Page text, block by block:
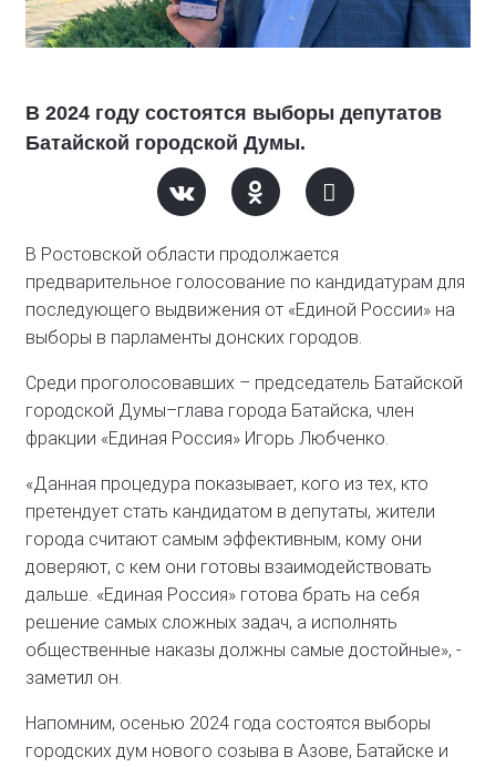
В 2024 году состоятся выборы депутатов
Батайской городской Думы.
В Ростовской области продолжается
предварительное голосование по кандидатурам для
последующего выдвижения от «Единой России» на
выборы в парламенты донских городов.
Среди проголосовавших – председатель Батайской
городской Думы–глава города Батайска, член
фракции «Единая Россия» Игорь Любченко.
«Данная процедура показывает, кого из тех, кто
претендует стать кандидатом в депутаты, жители
города считают самым эффективным, кому они
доверяют, с кем они готовы взаимодействовать
дальше. «Единая Россия» готова брать на себя
решение самых сложных задач, а исполнять
общественные наказы должны самые достойные», -
заметил он.
Напомним, осенью 2024 года состоятся выборы
городских дум нового созыва в Азове, Батайске и